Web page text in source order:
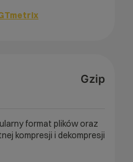
Gzip
format plików oraz
kompresji i dekompresji